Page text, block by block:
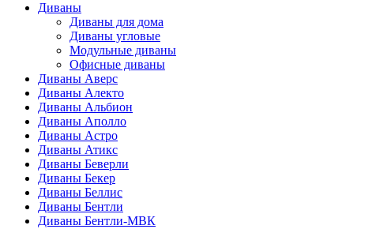
Диваны
Диваны для дома
Диваны угловые
Модульные диваны
Офисные диваны
Диваны Аверс
Диваны Алекто
Диваны Альбион
Диваны Аполло
Диваны Астро
Диваны Атикс
Диваны Беверли
Диваны Бекер
Диваны Беллис
Диваны Бентли
Диваны Бентли-МВК